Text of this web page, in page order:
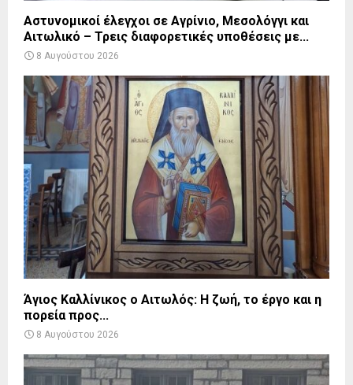
Αστυνομικοί έλεγχοι σε Αγρίνιο, Μεσολόγγι και
Αιτωλικό – Τρεις διαφορετικές υποθέσεις με...
8 Αυγούστου 2026
Άγιος Καλλίνικος ο Αιτωλός: Η ζωή, το έργο και η
πορεία προς...
8 Αυγούστου 2026